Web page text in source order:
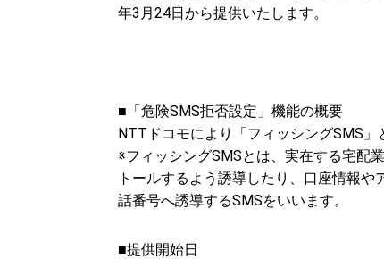
年3月24日から提供いたします。
■「危険SMS拒否設定」機能の概要
NTTドコモにより「フィッシングSMS」
※フィッシングSMSとは、実在する宅配
トールするよう誘導したり、口座情報
話番号へ誘導するSMSをいいます。
■提供開始日